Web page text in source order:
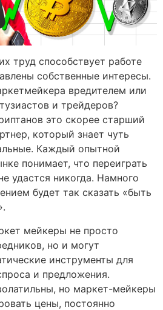
труд способствует работе
собственные интересы.
вредителем или
и трейдеров?
это скорее старший
который знает чуть
Каждый опытной
понимает, что переиграть
удастся никогда. Намного
будет так сказать «быть
мейкеры не просто
но и могут
инструменты для
и предложения.
но маркет-мейкеры
цены, постоянно